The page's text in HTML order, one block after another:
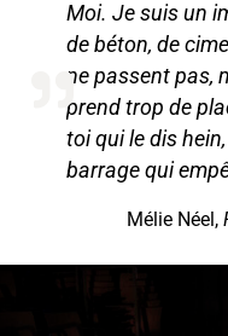
Moi. Je suis un
de béton, de
ne passent pas,
prend trop de
toi qui le dis
barrage qui
Mélie Néel,